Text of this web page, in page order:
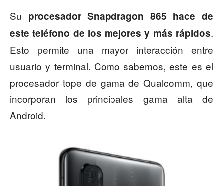
Su procesador Snapdragon 865 hace de
este teléfono de los mejores y más rápidos.
Esto permite una mayor interacción entre
usuario y terminal. Como sabemos, este es el
procesador tope de gama de Qualcomm, que
incorporan los principales gama alta de
Android.